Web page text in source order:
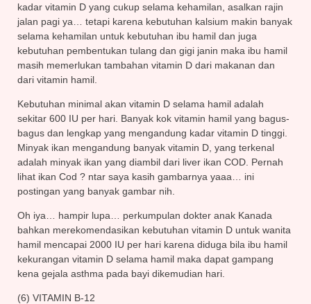
kadar vitamin D yang cukup selama kehamilan, asalkan rajin
jalan pagi ya… tetapi karena kebutuhan kalsium makin banyak
selama kehamilan untuk kebutuhan ibu hamil dan juga
kebutuhan pembentukan tulang dan gigi janin maka ibu hamil
masih memerlukan tambahan vitamin D dari makanan dan
dari vitamin hamil.
Kebutuhan minimal akan vitamin D selama hamil adalah
sekitar 600 IU per hari. Banyak kok vitamin hamil yang bagus-
bagus dan lengkap yang mengandung kadar vitamin D tinggi.
Minyak ikan mengandung banyak vitamin D, yang terkenal
adalah minyak ikan yang diambil dari liver ikan COD. Pernah
lihat ikan Cod ? ntar saya kasih gambarnya yaaa… ini
postingan yang banyak gambar nih.
Oh iya… hampir lupa… perkumpulan dokter anak Kanada
bahkan merekomendasikan kebutuhan vitamin D untuk wanita
hamil mencapai 2000 IU per hari karena diduga bila ibu hamil
kekurangan vitamin D selama hamil maka dapat gampang
kena gejala asthma pada bayi dikemudian hari.
(6) VITAMIN B-12